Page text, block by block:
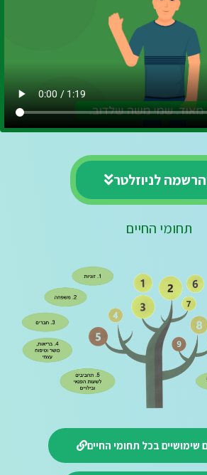
לניוזלטר
תחומי החיים
שימושיים בכל תחומי החיים